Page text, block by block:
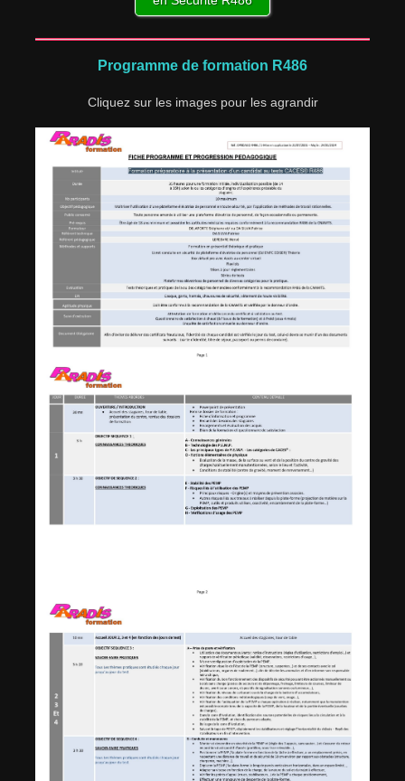
Programme de formation R486
Cliquez sur les images pour les agrandir